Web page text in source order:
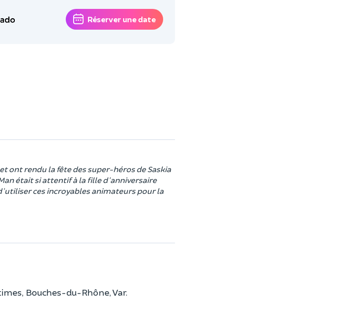
Réserver une date
ont rendu la fête des super-héros de Saskia
était si attentif à la fille d'anniversaire
ces incroyables animateurs pour la
Bouches-du-Rhône, Var.